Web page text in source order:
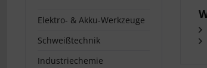
Elektro- & Akku-Werkzeuge
Schweißtechnik
Industriechemie